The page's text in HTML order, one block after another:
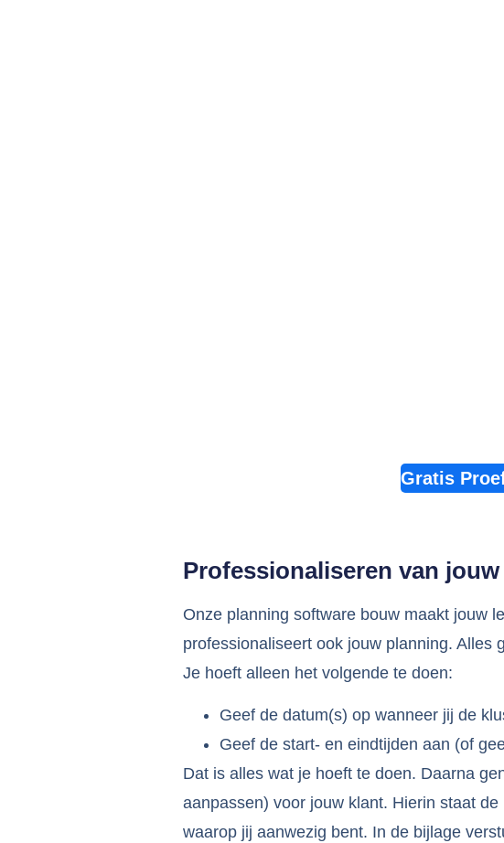
Gratis
Professionaliseren van
Onze planning software bouw maakt jouw
professionaliseert ook jouw planning. Alles
Je hoeft alleen het volgende te doen:
Geef de datum(s) op wanneer jij de
Geef de start- en eindtijden aan (of
Dat is alles wat je hoeft te doen. Daarna
aanpassen) voor jouw klant. Hierin staat
waarop jij aanwezig bent. In de bijlage